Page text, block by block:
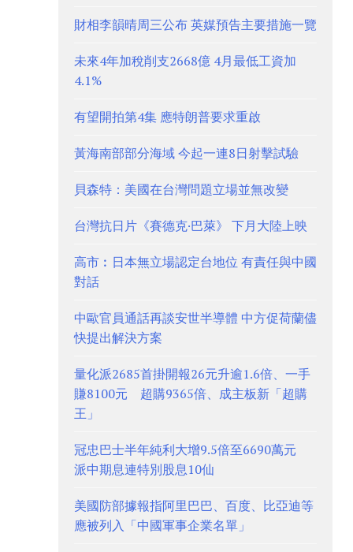
財相李韻晴周三公布 英媒預告主要措施一覽
未來4年加稅削支2668億 4月最低工資加
4.1%
有望開拍第4集 應特朗普要求重啟
黃海南部部分海域 今起一連8日射擊試驗
貝森特：美國在台灣問題立場並無改變
台灣抗日片《賽德克·巴萊》 下月大陸上映
高市︰日本無立場認定台地位 有責任與中國
對話
中歐官員通話再談安世半導體 中方促荷蘭儘
快提出解決方案
量化派2685首掛開報26元升逾1.6倍、一手
賺8100元 超購9365倍、成主板新「超購
王」
冠忠巴士半年純利大增9.5倍至6690萬元
派中期息連特別股息10仙
美國防部據報指阿里巴巴、百度、比亞迪等
應被列入「中國軍事企業名單」